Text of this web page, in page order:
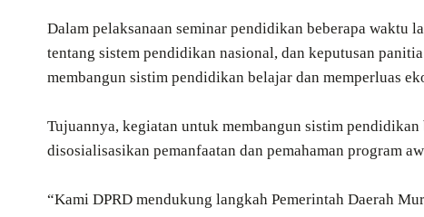
Dalam pelaksanaan seminar pendidikan beberapa waktu
tentang sistem pendidikan nasional, dan keputusan
membangun sistim pendidikan belajar dan memperluas
Tujuannya, kegiatan untuk membangun sistim
disosialisasikan pemanfaatan dan pemahaman program
“Kami DPRD mendukung langkah Pemerintah Daerah